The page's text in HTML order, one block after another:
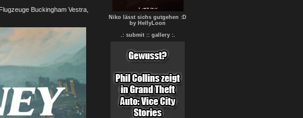
Buckingham Vestra,
Niko lässt sichs gutgehen :D
by HellyLoon
.: submit : : gallery :.